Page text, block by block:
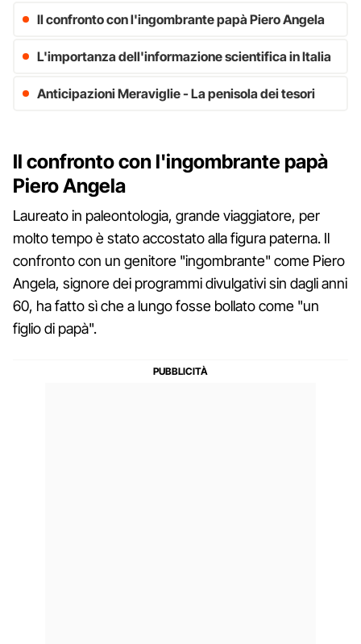
Il confronto con l'ingombrante papà Piero Angela
L'importanza dell'informazione scientifica in Italia
Anticipazioni Meraviglie - La penisola dei tesori
Il confronto con l'ingombrante papà
Piero Angela
Laureato in paleontologia, grande viaggiatore, per
molto tempo è stato accostato alla figura paterna. Il
confronto con un genitore "ingombrante" come Piero
Angela, signore dei programmi divulgativi sin dagli anni
60, ha fatto sì che a lungo fosse bollato come "un
figlio di papà".